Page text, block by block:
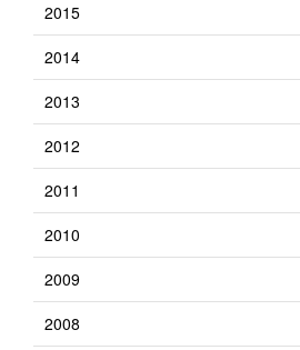
2015
2014
2013
2012
2011
2010
2009
2008